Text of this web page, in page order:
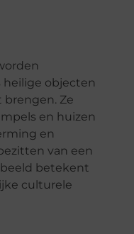
heilige objecten
brengen. Ze
en huizen
en
van een
betekent
culturele